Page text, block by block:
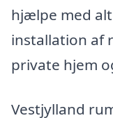
hjælpe med
installation af
private hjem
Vestjylland